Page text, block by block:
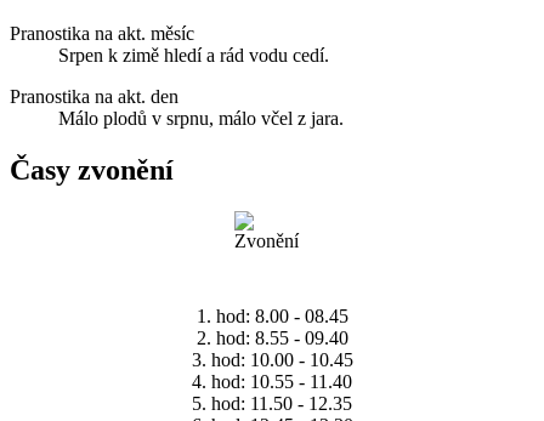
Pranostika na akt. měsíc
Srpen k zimě hledí a rád vodu cedí.
Pranostika na akt. den
Málo plodů v srpnu, málo včel z jara.
Časy zvonění
1. hod: 8.00 - 08.45
2. hod: 8.55 - 09.40
3. hod: 10.00 - 10.45
4. hod: 10.55 - 11.40
5. hod: 11.50 - 12.35